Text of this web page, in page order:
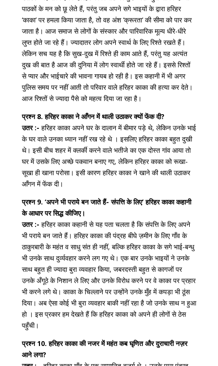
पाठकों के मन को छू लेते हैं, परंतु जब अपने सगे भाइयों के द्वारा हरिहर
‘काका’ पर हमला किया जाता है, तो वह अंश ‘क्रूरता’ की सीमा को पार कर
जाता है। आज समाज से लोगों के संस्कार और पारिवारिक मूल्य धीरे-धीरे
लुप्त होते जा रहे हैं। ज्यादातर लोग अपने स्वार्थ के लिए रिश्ते रखते हैं।
लेकिन सच यह है कि सुख-दुख में रिश्ते ही काम आते हैं, परंतु यह अत्यंत
दुख की बात है आज की दुनिया में लोग स्वार्थी होते जा रहे हैं। इससे रिश्तों
से प्यार और भाईचारे की भावना गायब हो रही है। इस कहानी में भी अगर
पुलिस समय पर नहीं आती तो परिवार वाले हरिहर काका की हत्या कर देते।
आज रिश्तों से ज्यादा पैसे को महत्व दिया जा रहा है।
प्रश्न 8. हरिहर काका ने आँगन में थाली उठाकर क्यों फेंक दी?
उतर :- हरिहर काका अपने घर के दालान में बीमार पड़े थे, लेकिन उनके भाई
के घर वाले उनका ध्यान नहीं रख रहे थे । इसलिए हरिहर काका बहुत दुखी
थे। इसी बीच शहर में क्लर्की करने वाले भतीजे का एक दोस्त गांव आया तो
घर में उसके लिए अच्छे पकवान बनाए गए, लेकिन हरिहर काका को रूखा-
सूखा ही खाना परोसा। इसी कारण हरिहर काका ने खाने की थाली उठाकर
आँगन में फेंक दी।
प्रश्न 9. ‘अपने भी पराये बन जाते हैं- संपत्ति के लिए’ हरिहर काका कहानी
के आधार पर सिद्ध कीजिए।
उतर :- हरिहर काका कहानी से यह पता चलता है कि संपत्ति के लिए अपने
भी पराये बन जाते हैं। हरिहर काका की पंद्रह बीघे ज़मीन के लिए गाँव के
ठाकुरबारी के महंत व साधु संत ही नहीं, बल्कि हरिहर काका के सगे भाई-बन्धु
भी उनके साथ दुर्व्यवहार करने लग गए थे। एक बार उनके भाइयों ने उनके
साथ बहुत ही ज्यादा बुरा व्यवहार किया, जबरदस्ती बहुत से कागजों पर
उनके अँगूठे के निशान ले लिए और उनके विरोध करने पर वे काका पर प्रहार
भी करने लगे थे। काका के चिल्लाने पर उन्होंने उनके मुँह में कपड़ा भी ठूंस
दिया। अब ऐसा कोई भी बुरा व्यवहार बाकी नहीं रहा है जो उनके साथ न हुआ
हो । इस प्रकार हम देखते हैं कि हरिहर काका को अपने ही लोगों से ठेस
पहुँची।
प्रश्न 10. हरिहर काका की नजर में महंत कब घृणित और दुराचारी नज़र
आने लगा?